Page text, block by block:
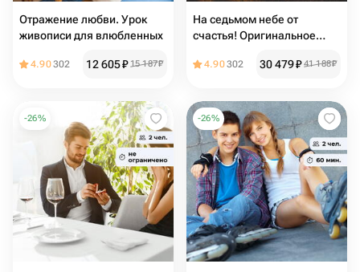
Отражение любви. Урок
живописи для влюбленных
4.90302 12 605₽ 15 187₽
На седьмом небе от
счастья! Оригинальное
в самолете
4.90302 30 479₽ 41 188₽
-26% -26%